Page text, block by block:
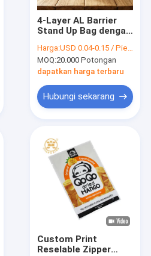
4-Layer AL Barrier
Stand Up Bag dengan
dan Proof Oksigen
untuk kemasan buah
kering
Harga:USD 0.04-0.15 / Piece
MOQ:20.000 Potongan
dapatkan harga terbaru
Hubungi sekarang
Custom Print
Reselable Zipper